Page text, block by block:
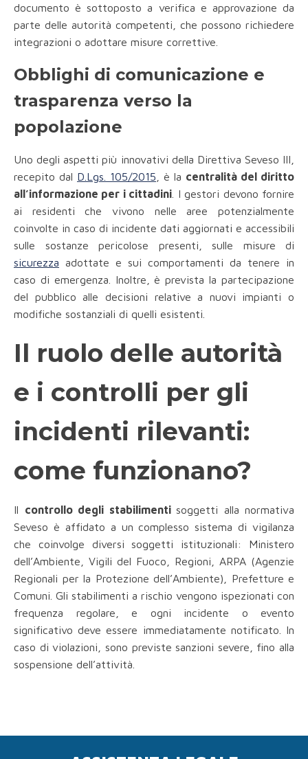
documento è sottoposto a verifica e approvazione da
parte delle autorità competenti, che possono richiedere
integrazioni o adottare misure correttive.
Obblighi di comunicazione e
trasparenza verso la
popolazione
Uno degli aspetti più innovativi della Direttiva Seveso III,
recepito dal D.Lgs. 105/2015 , è la centralità del diritto
all’informazione per i cittadini . I gestori devono fornire
ai residenti che vivono nelle aree potenzialmente
coinvolte in caso di incidente dati aggiornati e accessibili
sulle sostanze pericolose presenti, sulle misure di
sicurezza adottate e sui comportamenti da tenere in
caso di emergenza. Inoltre, è prevista la partecipazione
del pubblico alle decisioni relative a nuovi impianti o
modifiche sostanziali di quelli esistenti.
Il ruolo delle autorità
e i controlli per gli
incidenti rilevanti:
come funzionano?
Il controllo degli stabilimenti soggetti alla normativa
Seveso è affidato a un complesso sistema di vigilanza
che coinvolge diversi soggetti istituzionali: Ministero
dell’Ambiente, Vigili del Fuoco, Regioni, ARPA (Agenzie
Regionali per la Protezione dell’Ambiente), Prefetture e
Comuni. Gli stabilimenti a rischio vengono ispezionati con
frequenza regolare, e ogni incidente o evento
significativo deve essere immediatamente notificato. In
caso di violazioni, sono previste sanzioni severe, fino alla
sospensione dell’attività.